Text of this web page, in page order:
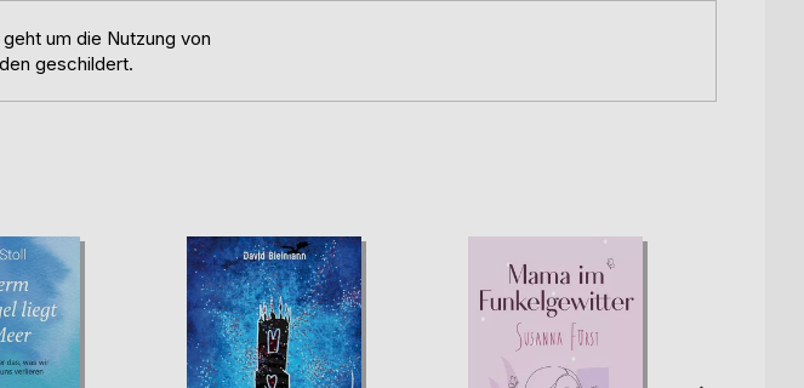
um die Nutzung von
geschildert.